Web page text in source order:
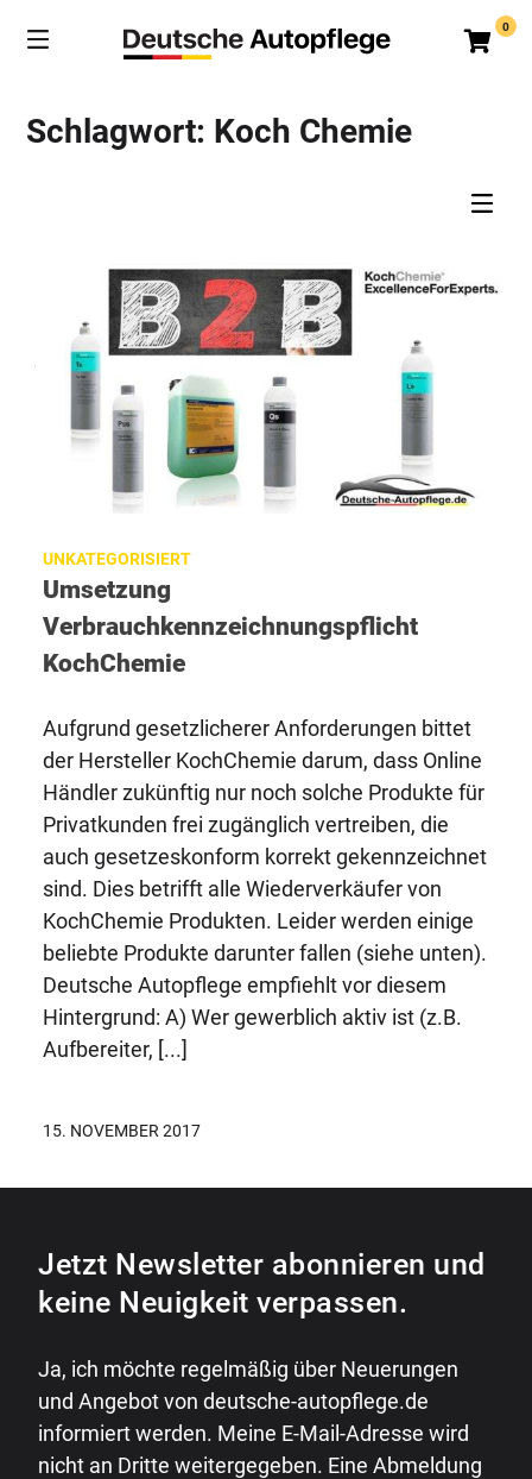
zum
0
Schlagwort: Koch Chemie
UNKATEGORISIERT
Umsetzung
Verbrauchkennzeichnungspflicht
KochChemie
Aufgrund gesetzlicherer Anforderungen bittet
der Hersteller KochChemie darum, dass Online
Händler zukünftig nur noch solche Produkte für
Privatkunden frei zugänglich vertreiben, die
auch gesetzeskonform korrekt gekennzeichnet
sind. Dies betrifft alle Wiederverkäufer von
KochChemie Produkten. Leider werden einige
beliebte Produkte darunter fallen (siehe unten).
Deutsche Autopflege empfiehlt vor diesem
Hintergrund: A) Wer gewerblich aktiv ist (z.B.
Aufbereiter, [...]
15. NOVEMBER 2017
Jetzt Newsletter abonnieren und
keine Neuigkeit verpassen.
Ja, ich möchte regelmäßig über Neuerungen
und Angebot von deutsche-autopflege.de
informiert werden. Meine E-Mail-Adresse wird
nicht an Dritte weitergegeben. Eine Abmeldung